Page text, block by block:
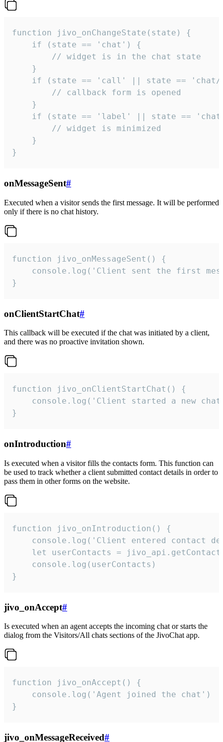
function jivo_onChangeState(state) {
    if (state == 'chat') {
        // widget is in the chat state
    }
if (state == 'call' || state ==
        // callback form is opened
    }
if (state == 'label' || state ==
        // widget is minimized
    }
}
onMessageSent#
Executed when a visitor sends the first message. It will be performed
only if there is no chat history.
function jivo_onMessageSent() {
console.log('Client sent the first
}
onClientStartChat#
This callback will be executed if the chat was initiated by a client,
and there was no proactive invitation shown.
function jivo_onClientStartChat() {
console.log('Client started a new
}
onIntroduction#
Is executed when a visitor fills the contacts form. This function can
be used to track whether a client submitted contact details in order to
pass them in other forms on the website.
function jivo_onIntroduction() {
console.log('Client entered contact
let userContacts =
    console.log(userContacts)
}
jivo_onAccept#
Is executed when an agent accepts the incoming chat or starts the
dialog from the Visitors/All chats sections of the JivoChat app.
function jivo_onAccept() {
}
jivo_onMessageReceived#